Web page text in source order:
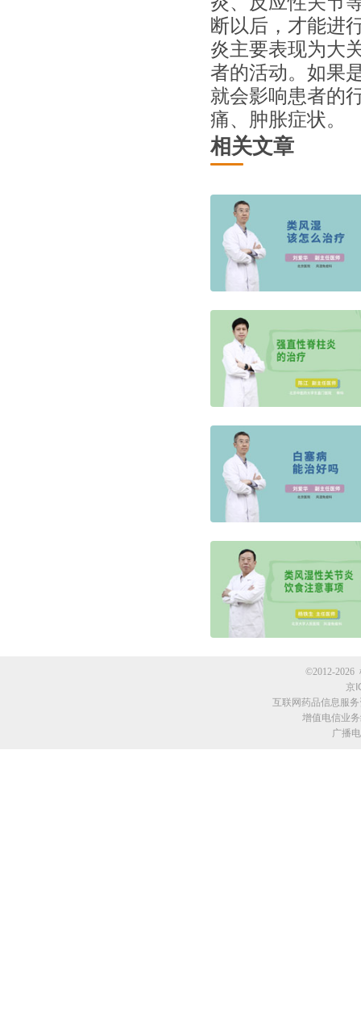
断以后，才能进
炎主要表现为大
者的活动。如果
就会影响患者的
痛、肿胀症状。
相关文章
©2012-2026
京
互联网药品信息服
增值电信业
广播